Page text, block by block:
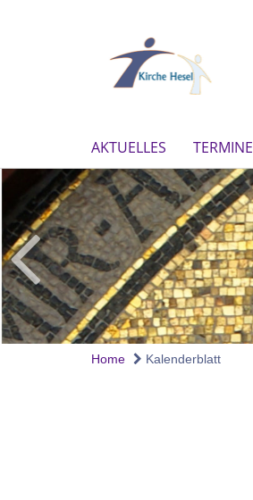
AKTUELLES TERMINE
Home Kalenderblatt